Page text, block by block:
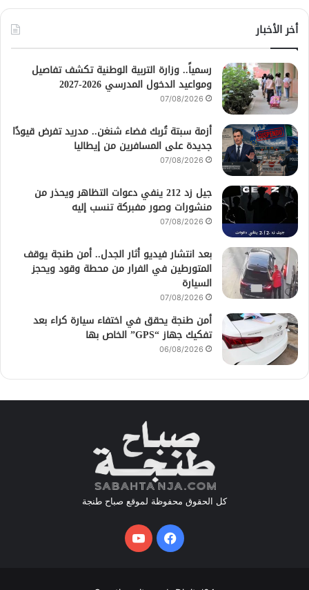
أخر الأخبار
رسمياً.. وزارة التربية الوطنية تكشف تفاصيل
ومواعيد الدخول المدرسي 2026-2027
07/08/2026
أزمة سبتة تُربك فضاء شنغن.. مدريد تفرض قيودًا
جديدة على المسافرين من إيطاليا
07/08/2026
جيل زد 212 ينفي دعوات التظاهر ويحذر من
منشورات وصور مفبركة تنسب إليه
07/08/2026
بعد انتشار فيديو أثار الجدل.. أمن طنجة يوقف
المتورطين في الفرار من محطة وقود ويحجز
السيارة
07/08/2026
أمن طنجة يحقق في اختفاء سيارة كراء بعد
تفكيك جهاز “GPS” الخاص بها
06/08/2026
كل الحقوق محفوظة لموقع صباح طنجة
فيسبوكيوتيوب